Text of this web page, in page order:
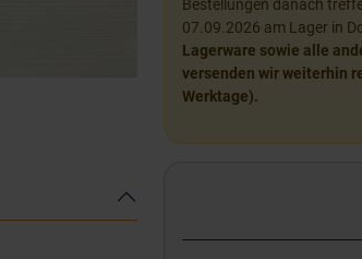
Bestellungen danach
07.09.2026 am Lager in
Lagerware sowie alle
versenden wir weiterhin
Werktage).